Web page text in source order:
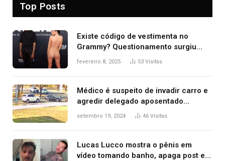
Top Posts
Existe código de vestimenta no
Grammy? Questionamento surgiu
após Bianca Censori, mulher de
fevereiro 8, 2025 53 Visitas
Médico é suspeito de invadir carro e
agredir delegado aposentado
durante confusão no trânsito
setembro 19, 2024 46 Visitas
Lucas Lucco mostra o pênis em
vídeo tomando banho, apaga post e